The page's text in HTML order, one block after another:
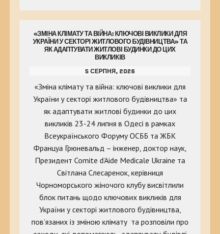
«ЗМІНА КЛІМАТУ ТА ВІЙНА: КЛЮЧОВІ ВИКЛИКИ ДЛЯ
УКРАЇНИ У СЕКТОРІ ЖИТЛОВОГО БУДІВНИЦТВА» ТА
ЯК АДАПТУВАТИ ЖИТЛОВІ БУДИНКИ ДО ЦИХ
ВИКЛИКІВ
5 СЕРПНЯ, 2026
«Зміна клімату та війна: ключові виклики для
України у секторі житлового будівництва» та
як адаптувати житлові будинки до цих
викликів 23-24 липня в Одесі в рамках
Всеукраїнського Форуму ОСББ та ЖБК
Француа Грюневальд – інженер, доктор наук,
Президент Comite d’Aide Medicale Ukraine та
Світлана Слесаренок, керівниця
Чорноморського жіночого клубу висвітлили
блок питань щодо ключових викликів для
України у секторі житлового будівництва,
пов’язаних із зміною клімату та розповіли про